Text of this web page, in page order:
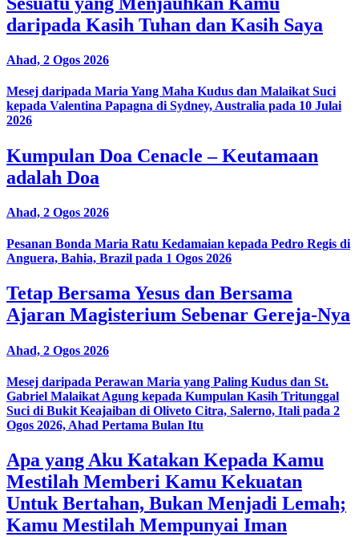
daripada Kasih Tuhan dan Kasih Saya
Ahad, 2 Ogos 2026
Mesej daripada Maria Yang Maha Kudus dan Malaikat Suci
kepada Valentina Papagna di Sydney, Australia pada 10 Julai
2026
Kumpulan Doa Cenacle – Keutamaan
adalah Doa
Ahad, 2 Ogos 2026
Pesanan Bonda Maria Ratu Kedamaian kepada Pedro Regis di
Anguera, Bahia, Brazil pada 1 Ogos 2026
Tetap Bersama Yesus dan Bersama
Ajaran Magisterium Sebenar Gereja-Nya
Ahad, 2 Ogos 2026
Mesej daripada Perawan Maria yang Paling Kudus dan St.
Gabriel Malaikat Agung kepada Kumpulan Kasih Tritunggal
Suci di Bukit Keajaiban di Oliveto Citra, Salerno, Itali pada 2
Ogos 2026, Ahad Pertama Bulan Itu
Apa yang Aku Katakan Kepada Kamu
Mestilah Memberi Kamu Kekuatan
Untuk Bertahan, Bukan Menjadi Lemah;
Kamu Mestilah Mempunyai Iman